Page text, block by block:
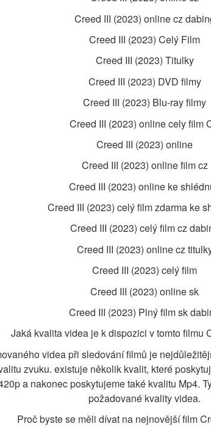
Creed III (2023) online cz
Creed III (2023) Celý Film
Creed III (2023) Titulky
Creed III (2023) DVD filmy
Creed III (2023) Blu-ray filmy
Creed III (2023) online cely film
Creed III (2023) online
Creed III (2023) online film cz
Creed III (2023) online ke
Creed III (2023) celý film zdarma ke
Creed III (2023) celý film cz
Creed III (2023) online cz
Creed III (2023) celý film
Creed III (2023) online sk
Creed III (2023) Plný film sk
Jaká kvalita videa je k dispozici v tomto filmu
videa při sledování filmů je
zvuku. existuje několik kvalit, které
a nakonec poskytujeme také kvalitu Mp4.
požadované kvality videa.
Proč byste se měli dívat na nejnovější film